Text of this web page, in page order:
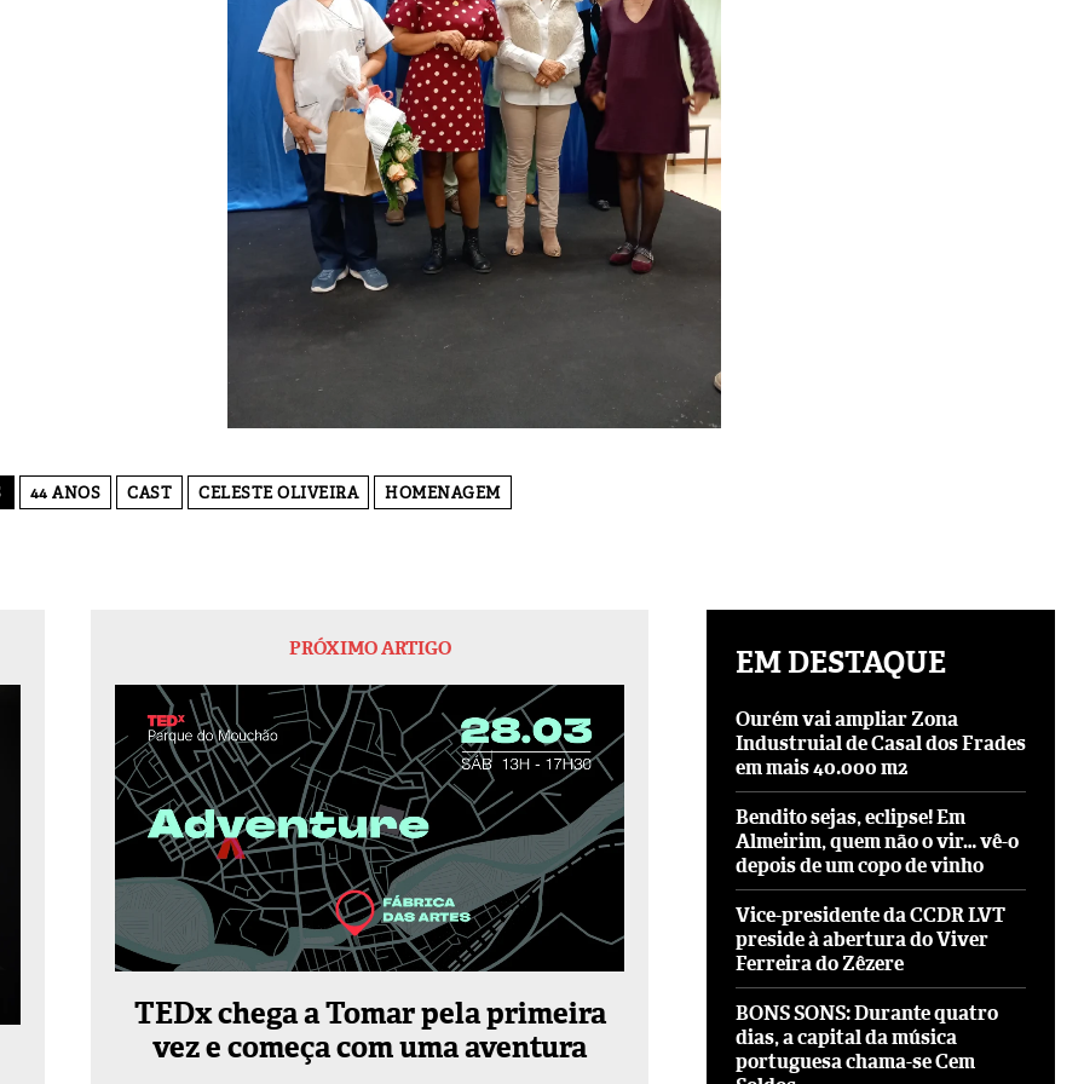
44 ANOS CAST CELESTE OLIVEIRA HOMENAGEM
PRÓXIMO ARTIGO
TEDx chega a Tomar pela primeira
vez e começa com uma aventura
EM DESTAQUE
Ourém vai ampliar Zona
Industruial de Casal dos Frades
em mais 40.000 m2
Bendito sejas, eclipse! Em
Almeirim, quem não o vir… vê-o
depois de um copo de vinho
Vice-presidente da CCDR LVT
preside à abertura do Viver
Ferreira do Zêzere
BONS SONS: Durante quatro
dias, a capital da música
portuguesa chama-se Cem